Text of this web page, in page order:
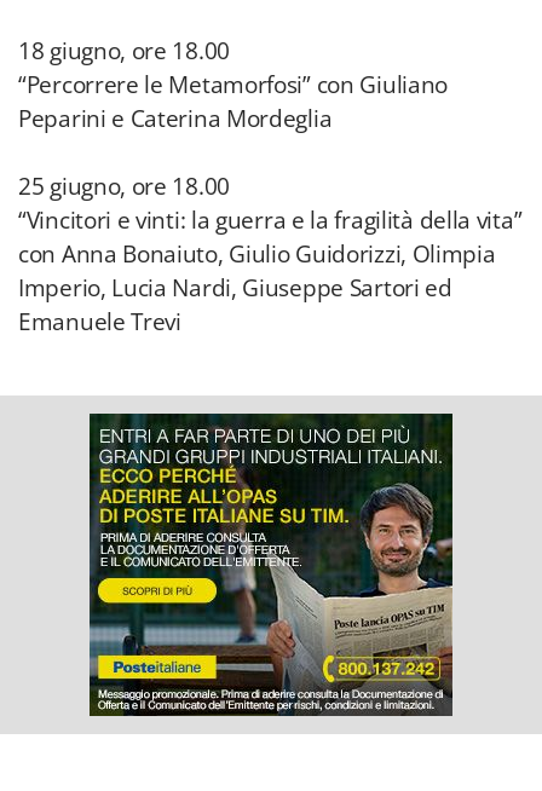
18 giugno, ore 18.00
“Percorrere le Metamorfosi” con Giuliano
Peparini e Caterina Mordeglia
25 giugno, ore 18.00
“Vincitori e vinti: la guerra e la fragilità della vita”
con Anna Bonaiuto, Giulio Guidorizzi, Olimpia
Imperio, Lucia Nardi, Giuseppe Sartori ed
Emanuele Trevi